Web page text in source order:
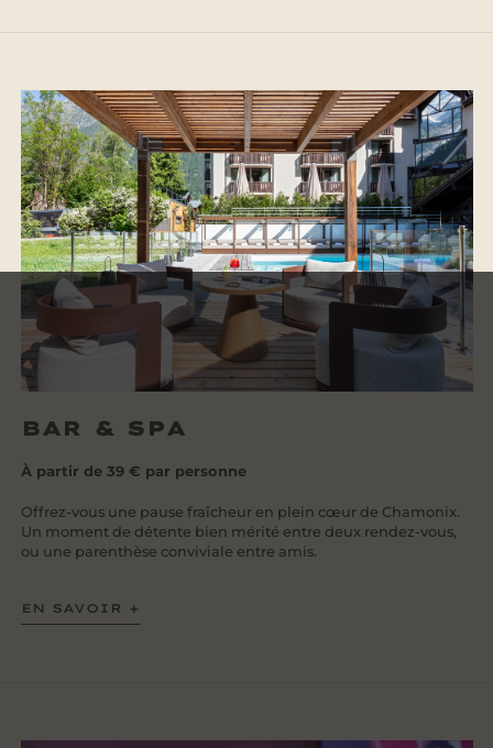
BAR & SPA
À partir de 39 € par personne
Offrez-vous une pause fraîcheur en plein cœur de Chamonix.
Un moment de détente bien mérité entre deux rendez-vous,
ou une parenthèse conviviale entre amis.
EN SAVOIR +